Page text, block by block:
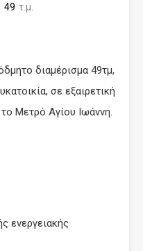
49 τ.μ.
διαμέρισμα 49τμ,
σε εξαιρετική
Μετρό Αγίου Ιωάννη.
ενεργειακής